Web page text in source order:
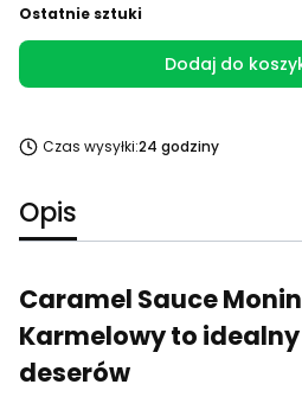
Ostatnie sztuki
Dodaj do
Czas wysyłki:24 godziny
Opis
Caramel Sauce
Karmelowy to
deserów